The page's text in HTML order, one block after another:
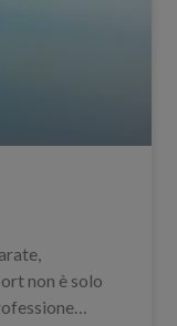
non è solo